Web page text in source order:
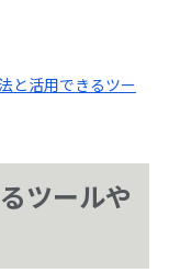
と活用できるツー
ツールや